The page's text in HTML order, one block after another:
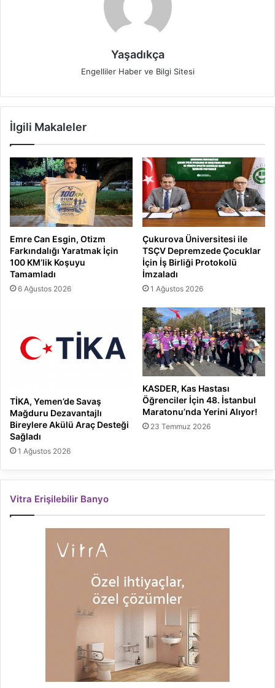
Yaşadıkça
Engelliler Haber ve Bilgi Sitesi
İlgili Makaleler
Emre Can Esgin, Otizm
Farkındalığı Yaratmak İçin
100 KM’lik Koşuyu
Tamamladı
6 Ağustos 2026
Çukurova Üniversitesi ile
TSÇV Depremzede Çocuklar
İçin İş Birliği Protokolü
İmzaladı
1 Ağustos 2026
TİKA, Yemen’de Savaş
Mağduru Dezavantajlı
Bireylere Akülü Araç Desteği
Sağladı
1 Ağustos 2026
KASDER, Kas Hastası
Öğrenciler İçin 48. İstanbul
Maratonu’nda Yerini Alıyor!
23 Temmuz 2026
Vitra Erişilebilir Banyo